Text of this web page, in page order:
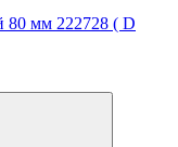
мм 222728 ( D